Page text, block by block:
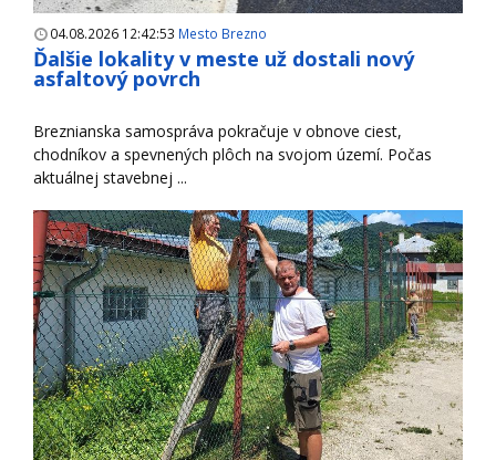
04.08.2026 12:42:53 Mesto Brezno
Ďalšie lokality v meste už dostali nový
asfaltový povrch
Breznianska samospráva pokračuje v obnove ciest,
chodníkov a spevnených plôch na svojom území. Počas
aktuálnej stavebnej ...